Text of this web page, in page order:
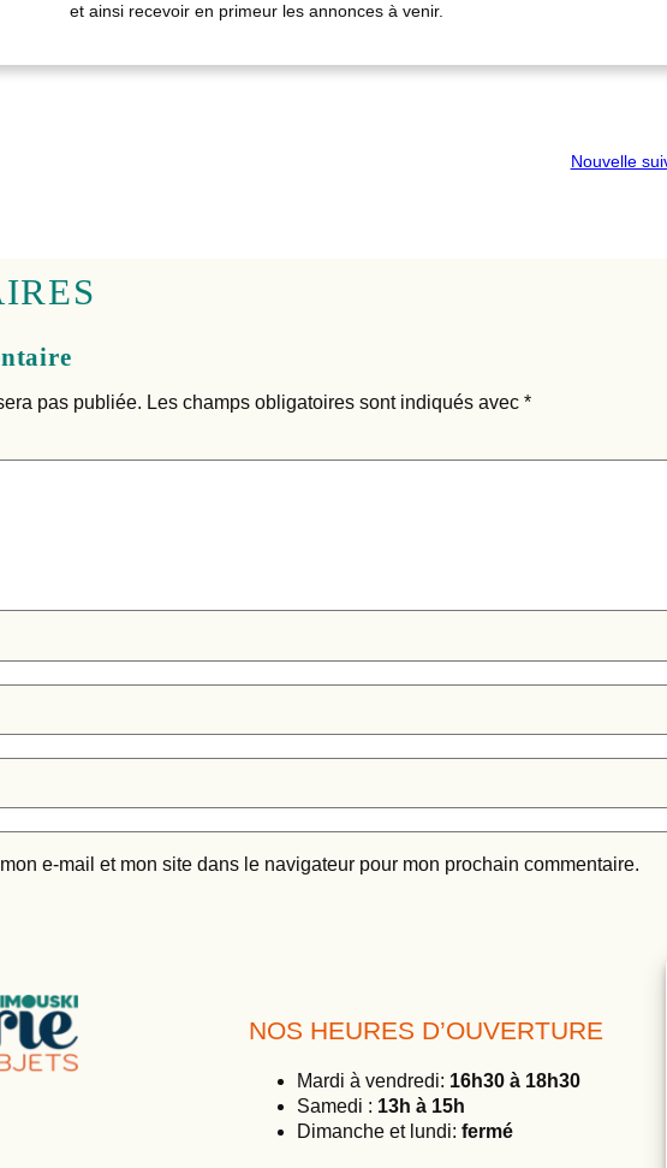
et ainsi recevoir en primeur les annonces à venir.
Nouvelle
pas publiée. Les champs obligatoires sont indiqués avec *
e-mail et mon site dans le navigateur pour mon prochain commentaire.
NOS HEURES D’OUVERTURE
Mardi à vendredi: 16h30 à 18h30
Samedi : 13h à 15h
Dimanche et lundi: fermé